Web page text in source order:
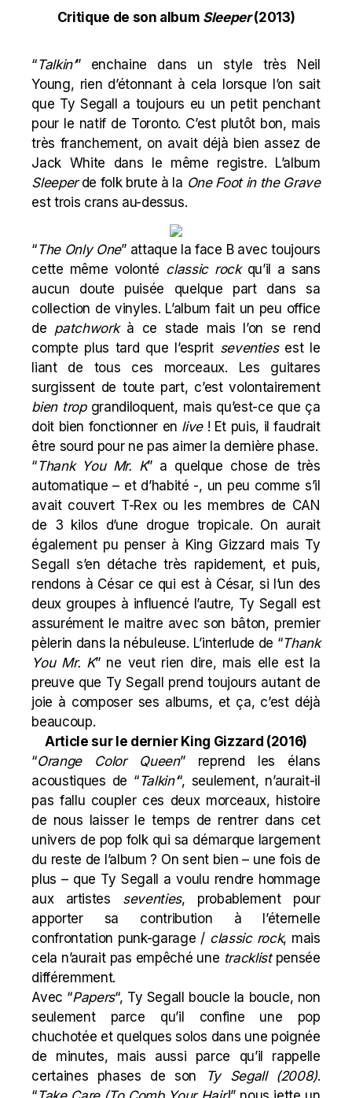
Critique de son album Sleeper(2013)
“Talkin’” enchaine dans un style très Neil
Young, rien d’étonnant à cela lorsque l’on sait
que Ty Segall a toujours eu un petit penchant
pour le natif de Toronto. C’est plutôt bon, mais
très franchement, on avait déjà bien assez de
Jack White dans le même registre. L’album
Sleeperde folk brute à la One Foot in the Grave
est trois crans au-dessus.
“The Only One” attaque la face B avec toujours
cette même volonté classic rockqu’il a sans
aucun doute puisée quelque part dans sa
collection de vinyles. L’album fait un peu office
de patchworkà ce stade mais l’on se rend
compte plus tard que l’esprit seventiesest le
liant de tous ces morceaux. Les guitares
surgissent de toute part, c’est volontairement
bien trop grandiloquent, mais qu’est-ce que ça
doit bien fonctionner en live! Et puis, il faudrait
être sourd pour ne pas aimer la dernière phase.
“Thank You Mr. K” a quelque chose de très
automatique – et d’habité -, un peu comme s’il
avait couvert T-Rex ou les membres de CAN
de 3 kilos d’une drogue tropicale. On aurait
également pu penser à King Gizzard mais Ty
Segall s’en détache très rapidement, et puis,
rendons à César ce qui est à César, si l’un des
deux groupes à influencé l’autre, Ty Segall est
assurément le maitre avec son bâton, premier
pèlerin dans la nébuleuse. L’interlude de “Thank
You Mr. K” ne veut rien dire, mais elle est la
preuve que Ty Segall prend toujours autant de
joie à composer ses albums, et ça, c’est déjà
beaucoup.
Article sur le dernier King Gizzard (2016)
“Orange Color Queen” reprend les élans
acoustiques de “Talkin’“, seulement, n’aurait-il
pas fallu coupler ces deux morceaux, histoire
de nous laisser le temps de rentrer dans cet
univers de pop folk qui sa démarque largement
du reste de l’album ? On sent bien – une fois de
plus – que Ty Segall a voulu rendre hommage
aux artistes seventies, probablement pour
apporter sa contribution à l’éternelle
confrontation punk-garage / classic rock, mais
cela n’aurait pas empêché une tracklistpensée
différemment.
Avec “Papers“, Ty Segall boucle la boucle, non
seulement parce qu’il confine une pop
chuchotée et quelques solos dans une poignée
de minutes, mais aussi parce qu’il rappelle
certaines phases de son Ty Segall (2008).